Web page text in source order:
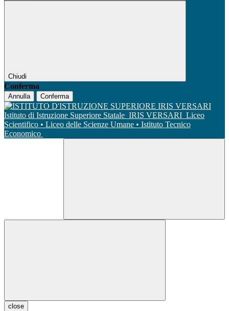
Chiudi
Conferma
Annulla Conferma
Istituto di Istruzione Superiore Statale IRIS VERSARI Liceo
Scientifico • Liceo delle Scienze Umane • Istituto Tecnico
Economico
close